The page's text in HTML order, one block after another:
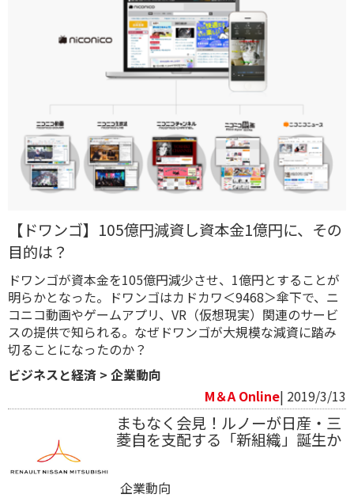
【ドワンゴ】105億円減資し資本金1億円に、その
目的は？
ドワンゴが資本金を105億円減少させ、1億円とすることが
明らかとなった。ドワンゴはカドカワ＜9468＞傘下で、ニ
コニコ動画やゲームアプリ、VR（仮想現実）関連のサービ
スの提供で知られる。なぜドワンゴが大規模な減資に踏み
切ることになったのか？
ビジネスと経済 > 企業動向
M＆A Online| 2019/3/13
まもなく会見！ルノーが日産・三
菱自を支配する「新組織」誕生か
企業動向